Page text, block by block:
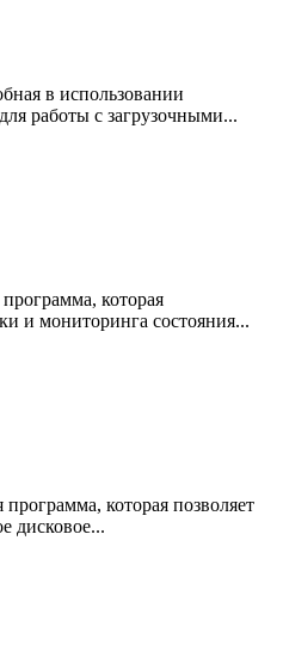
в использовании
работы с загрузочными...
которая
и мониторинга состояния...
которая позволяет
дисковое...